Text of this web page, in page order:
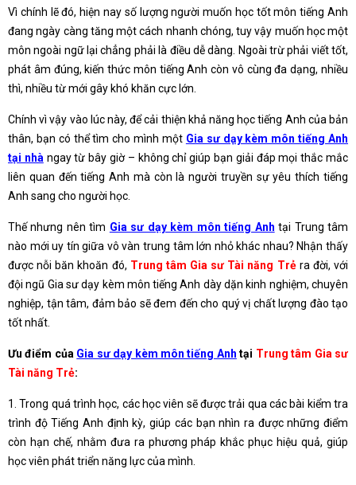
Vì chính lẽ đó, hiện nay số lượng người muốn học tốt môn tiếng Anh
đang ngày càng tăng một cách nhanh chóng, tuy vậy muốn học một
môn ngoài ngữ lại chẳng phải là điều dễ dàng. Ngoài trừ phải viết tốt,
phát âm đúng, kiến thức môn tiếng Anh còn vô cùng đa dạng, nhiều
thì, nhiều từ mới gây khó khăn cực lớn.
Chính vì vậy vào lúc này, để cải thiện khả năng học tiếng Anh của bản
thân, bạn có thể tìm cho mình một Gia sư dạy kèm môn tiếng Anh
tại nhà ngay từ bây giờ – không chỉ giúp bạn giải đáp mọi thắc mắc
liên quan đến tiếng Anh mà còn là người truyền sự yêu thích tiếng
Anh sang cho người học.
Thế nhưng nên tìm Gia sư dạy kèm môn tiếng Anh tại Trung tâm
nào mới uy tín giữa vô vàn trung tâm lớn nhỏ khác nhau? Nhận thấy
được nỗi băn khoăn đó, Trung tâm Gia sư Tài năng Trẻra đời, với
đội ngũ Gia sư dạy kèm môn tiếng Anh dày dặn kinh nghiệm, chuyên
nghiệp, tận tâm, đảm bảo sẽ đem đến cho quý vị chất lượng đào tạo
tốt nhất.
Ưu điểm của Gia sư dạy kèm môn tiếng Anh tại Trung tâm Gia sư
Tài năng Trẻ:
1. Trong quá trình học, các học viên sẽ được trải qua các bài kiểm tra
trình độ Tiếng Anh định kỳ, giúp các bạn nhìn ra được những điểm
còn hạn chế, nhằm đưa ra phương pháp khắc phục hiệu quả, giúp
học viên phát triển năng lực của mình.